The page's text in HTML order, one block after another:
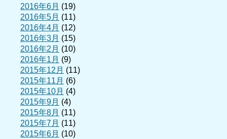
2016年6月 (19)
2016年5月 (11)
2016年4月 (12)
2016年3月 (15)
2016年2月 (10)
2016年1月 (9)
2015年12月 (11)
2015年11月 (6)
2015年10月 (4)
2015年9月 (4)
2015年8月 (11)
2015年7月 (11)
2015年6月 (10)